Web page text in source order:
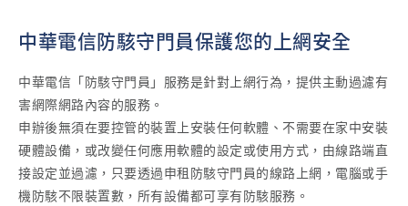
中華電信防駭守門員保護您的上網安全
中華電信「防駭守門員」服務是針對上網行為，提供主動過濾有
害網際網路內容的服務。
申辦後無須在要控管的裝置上安裝任何軟體、不需要在家中安裝
硬體設備，或改變任何應用軟體的設定或使用方式，由線路端直
接設定並過濾，只要透過申租防駭守門員的線路上網，電腦或手
機防駭不限裝置數，所有設備都可享有防駭服務。